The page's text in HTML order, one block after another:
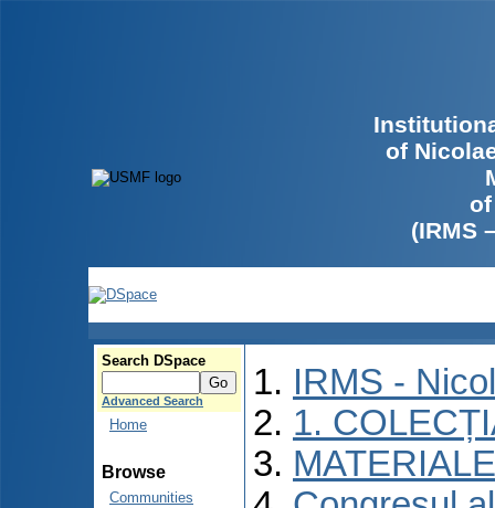
of
(IRMS
Search DSpace
Advanced Search
Home
Browse
Communities
IRMS -
1.